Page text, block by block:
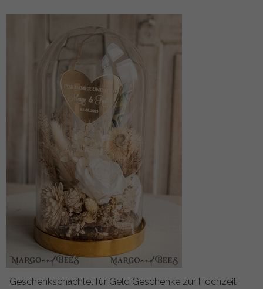
Geschenkschachtel für Geld Geschenke zur Hochzeit